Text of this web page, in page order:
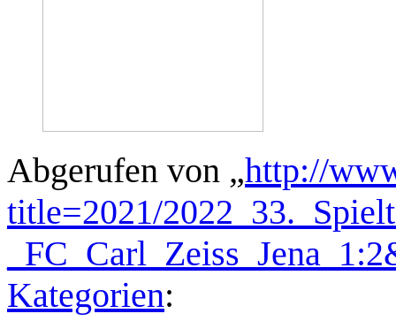
Abgerufen von „http://
title=2021/
Kategorien: